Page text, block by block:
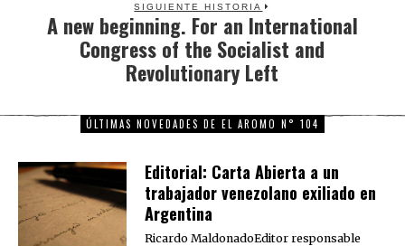
SIGUIENTE HISTORIA
Next
post:
A new beginning. For an International
Congress of the Socialist and
Revolutionary Left
ÚLTIMAS NOVEDADES DE EL AROMO N° 104
Editorial: Carta Abierta a un
trabajador venezolano exiliado en
Argentina
Ricardo MaldonadoEditor responsable